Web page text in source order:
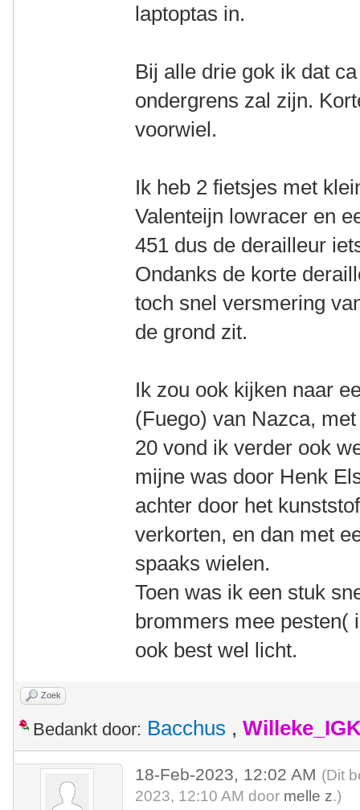
laptoptas in.
Bij alle drie gok ik dat
ondergrens zal zijn.
voorwiel.
Ik heb 2 fietsjes met
Valenteijn lowracer en
451 dus de derailleur
Ondanks de korte
toch snel versmering
de grond zit.
Ik zou ook kijken naar
(Fuego) van Nazca,
20 vond ik verder ook
mijne was door Henk
achter door het
verkorten, en dan met
spaaks wielen.
Toen was ik een stuk
brommers mee pesten(
ook best wel licht.
Zoek
Bedankt door: Bacchus ,
18-Feb-2023, 12:02 AM (Dit
2023, 12:10 AM door melle z.)